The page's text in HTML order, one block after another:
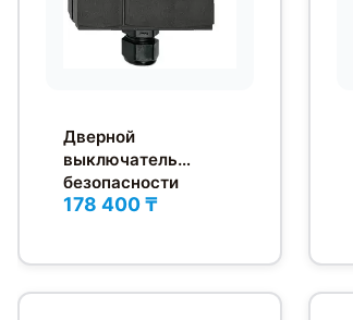
Дверной
выключатель
безопасности
Schmersal
178 400 ₸